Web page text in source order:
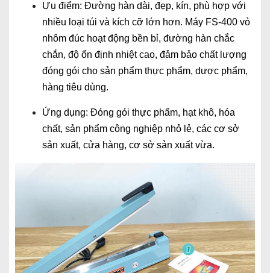
Ưu điểm: Đường hàn dài, đẹp, kín, phù hợp với
nhiều loại túi và kích cỡ lớn hơn. Máy FS-400 vỏ
nhôm đúc hoạt động bền bỉ, đường hàn chắc
chắn, độ ổn định nhiệt cao, đảm bảo chất lượng
đóng gói cho sản phẩm thực phẩm, dược phẩm,
hàng tiêu dùng.
Ứng dụng: Đóng gói thực phẩm, hạt khô, hóa
chất, sản phẩm công nghiệp nhỏ lẻ, các cơ sở
sản xuất, cửa hàng, cơ sở sản xuất vừa.